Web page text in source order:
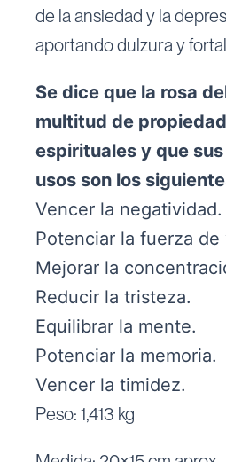
de la ansiedad y la
aportando dulzura y
Se dice que la rosa
multitud de
espirituales y que
usos son los
Vencer la negatividad.
Potenciar la fuerza de
Mejorar la
Reducir la tristeza.
Equilibrar la mente.
Potenciar la memoria.
Vencer la timidez.
Peso: 1,413 kg